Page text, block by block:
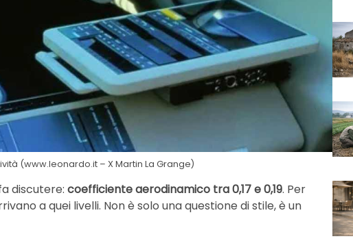
(www.leonardo.it – X Martin La Grange)
discutere: coefficiente aerodinamico tra 0,17 e 0,19. Per
a quei livelli. Non è solo una questione di stile, è un